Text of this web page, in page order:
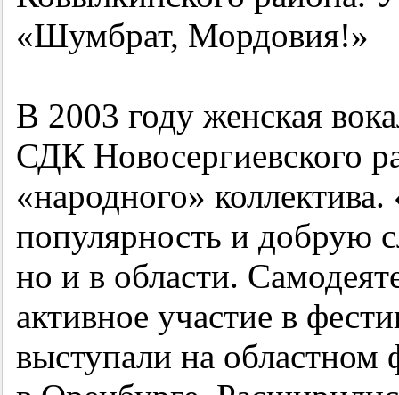
«Шумбрат, Мордовия!»
В 2003 году женская
СДК Новосергиевского
«народного»
популярность и добрую
но и в области.
активное участие в
выступали на